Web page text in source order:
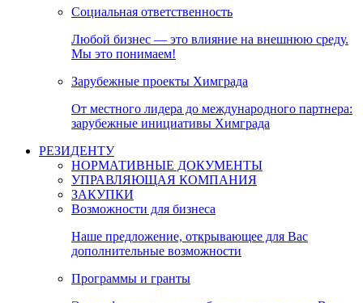
Социальная ответственность
Любой бизнес — это влияние на внешнюю среду.
Мы это понимаем!
Зарубежные проекты Химграда
От местного лидера до международного партнера:
зарубежные инициативы Химграда
РЕЗИДЕНТУ
НОРМАТИВНЫЕ ДОКУМЕНТЫ
УПРАВЛЯЮЩАЯ КОМПАНИЯ
ЗАКУПКИ
Возможности для бизнеса
Наше предложение, открывающее для Вас
дополнительные возможности
Программы и гранты